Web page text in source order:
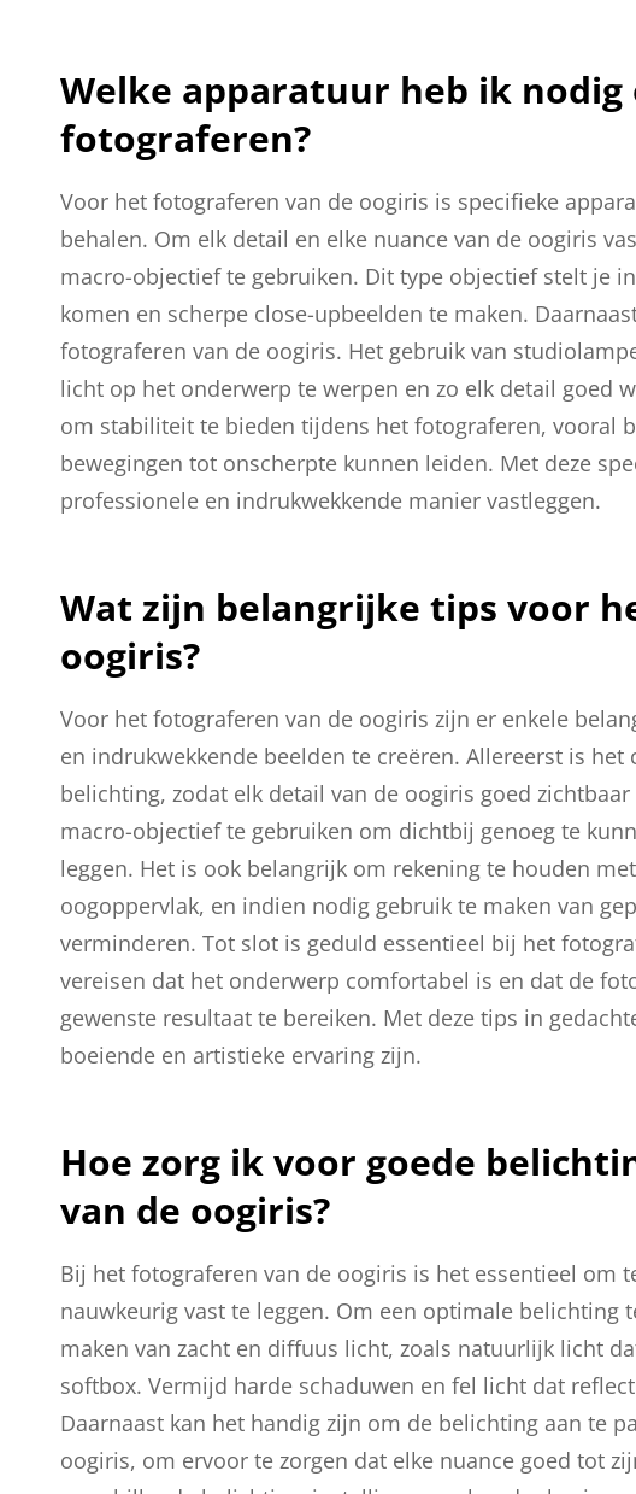
Welke apparatuur heb ik nodig
fotograferen?
Voor het fotograferen van de oogiris is specifieke
behalen. Om elk detail en elke nuance van de oogiris
macro-objectief te gebruiken. Dit type objectief stelt je
komen en scherpe close-upbeelden te maken.
fotograferen van de oogiris. Het gebruik van
licht op het onderwerp te werpen en zo elk detail goed
om stabiliteit te bieden tijdens het fotograferen, vooral
bewegingen tot onscherpte kunnen leiden. Met deze
professionele en indrukwekkende manier vastleggen.
Wat zijn belangrijke tips voor
oogiris?
Voor het fotograferen van de oogiris zijn er enkele
en indrukwekkende beelden te creëren. Allereerst is
belichting, zodat elk detail van de oogiris goed
macro-objectief te gebruiken om dichtbij genoeg te
leggen. Het is ook belangrijk om rekening te houden
oogoppervlak, en indien nodig gebruik te maken van
verminderen. Tot slot is geduld essentieel bij het
vereisen dat het onderwerp comfortabel is en dat de
gewenste resultaat te bereiken. Met deze tips in
boeiende en artistieke ervaring zijn.
Hoe zorg ik voor goede
van de oogiris?
Bij het fotograferen van de oogiris is het essentieel om
nauwkeurig vast te leggen. Om een optimale belichting
maken van zacht en diffuus licht, zoals natuurlijk licht
softbox. Vermijd harde schaduwen en fel licht dat
Daarnaast kan het handig zijn om de belichting aan te
oogiris, om ervoor te zorgen dat elke nuance goed tot